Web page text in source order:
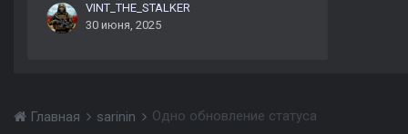
VINT_THE_STALKER
30 июня, 2025
Главная sarinin Одно обновление статуса